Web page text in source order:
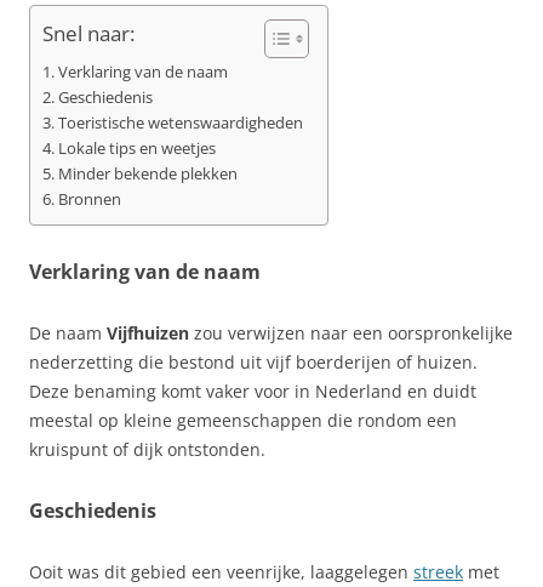
Snel naar:
Verklaring van de naam
Geschiedenis
Toeristische wetenswaardigheden
Lokale tips en weetjes
Minder bekende plekken
Bronnen
Verklaring van de naam
De naam Vijfhuizen zou verwijzen naar een oorspronkelijke
nederzetting die bestond uit vijf boerderijen of huizen.
Deze benaming komt vaker voor in Nederland en duidt
meestal op kleine gemeenschappen die rondom een
kruispunt of dijk ontstonden.
Geschiedenis
Ooit was dit gebied een veenrijke, laaggelegen streek met